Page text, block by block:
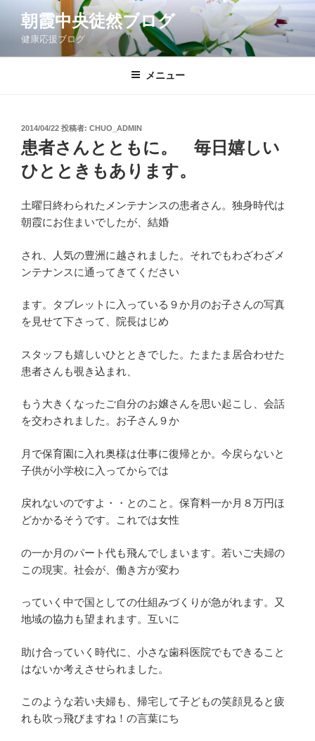
ン
朝霞中央徒然ブログ
健康応援ブログ
メニュー
投
稿
日:
2014/04/22 投稿者: CHUO_ADMIN
患者さんとともに。 毎日嬉しい
ひとときもあります。
土曜日終わられたメンテナンスの患者さん。独身時代は
朝霞にお住まいでしたが、結婚
され、人気の豊洲に越されました。それでもわざわざメ
ンテナンスに通ってきてください
ます。タブレットに入っている９か月のお子さんの写真
を見せて下さって、院長はじめ
スタッフも嬉しいひとときでした。たまたま居合わせた
患者さんも覗き込まれ、
もう大きくなったご自分のお嬢さんを思い起こし、会話
を交わされました。お子さん９か
月で保育園に入れ奥様は仕事に復帰とか。今戻らないと
子供が小学校に入ってからでは
戻れないのですよ・・とのこと。保育料一か月８万円ほ
どかかるそうです。これでは女性
の一か月のパート代も飛んでしまいます。若いご夫婦の
この現実。社会が、働き方が変わ
っていく中で国としての仕組みづくりが急がれます。又
地域の協力も望まれます。互いに
助け合っていく時代に、小さな歯科医院でもできること
はないか考えさせられました。
このような若い夫婦も、帰宅して子どもの笑顔見ると疲
れも吹っ飛びますね！の言葉にち